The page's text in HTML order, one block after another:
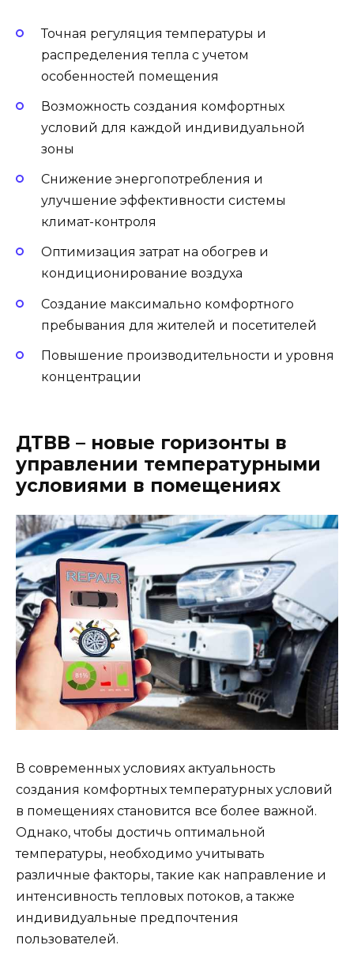
Точная регуляция температуры и
распределения тепла с учетом
особенностей помещения
Возможность создания комфортных
условий для каждой индивидуальной
зоны
Снижение энергопотребления и
улучшение эффективности системы
климат-контроля
Оптимизация затрат на обогрев и
кондиционирование воздуха
Создание максимально комфортного
пребывания для жителей и посетителей
Повышение производительности и уровня
концентрации
ДТВВ – новые горизонты в
управлении температурными
условиями в помещениях
В современных условиях актуальность
создания комфортных температурных условий
в помещениях становится все более важной.
Однако, чтобы достичь оптимальной
температуры, необходимо учитывать
различные факторы, такие как направление и
интенсивность тепловых потоков, а также
индивидуальные предпочтения
пользователей.